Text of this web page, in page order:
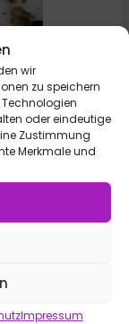
wir
zu speichern
oder eindeutige
Zustimmung
Merkmale und
Impressum
&